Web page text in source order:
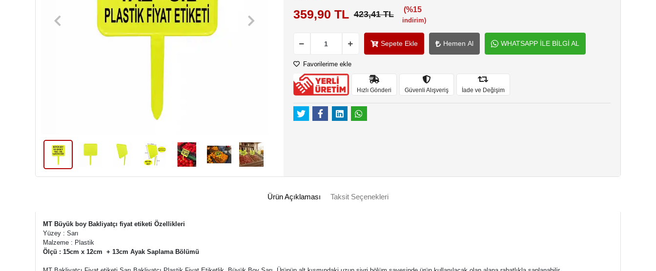
359,90 TL 423,41 TL (%15
indirim)
Sepete Ekle Hemen Al WHATSAPP İLE BİLGİ AL
Favorilerime ekle
Hızlı Gönderi Güvenli Alışveriş İade ve Değişim
Ürün Açıklaması Taksit Seçenekleri
MT Büyük boy Bakliyatçı fiyat etiketi Özellikleri
Yüzey : Sarı
Malzeme : Plastik
Ölçü : 15cm x 12cm + 13cm Ayak Saplama Bölümü